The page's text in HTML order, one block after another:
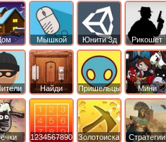
Мышкой Юнити 3д Рикошет
Найди
выход
Пришельцы Мини
1234567890 ЗолотоискательСтратегии